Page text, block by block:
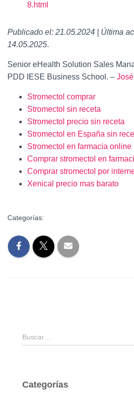
8.html
Publicado el: 21.05.2024 | Última
14.05.2025.
Senior eHealth Solution Sales
PDD IESE Business School. –
Stromectol comprar
Stromectol sin receta
Stromectol precio sin receta
Stromectol en España sin
Stromectol en farmacia online
Comprar stromectol en
Comprar stromectol por
Xenical precio mas barato
Categorías:
B
u
r
Buscar …
Categorías